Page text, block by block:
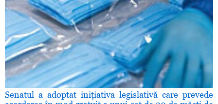
Senatul a adoptat iniţiativa legislativă care prevede